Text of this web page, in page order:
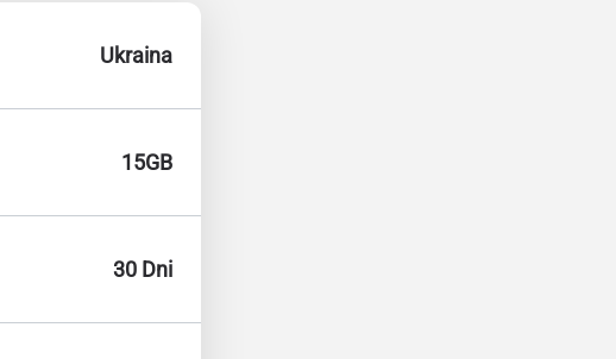
Ukraina
15GB
30 Dni